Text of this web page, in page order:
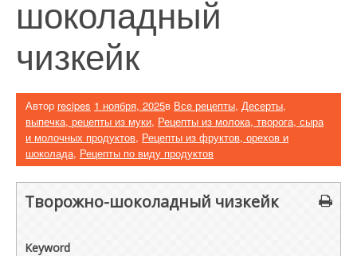
шоколадный
чизкейк
Автор recipes 1 ноября, 2025в Все рецепты, Десерты,
выпечка, рецепты из муки, Рецепты из молока, творога, сыра
и молочных продуктов, Рецепты из фруктов, орехов и
шоколада, Рецепты по виду продуктов
Творожно-шоколадный чизкейк
Keyword